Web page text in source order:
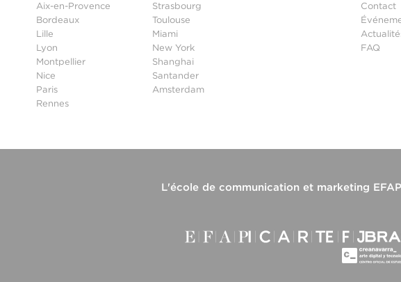
Aix-en-Provence
Bordeaux
Lille
Lyon
Montpellier
Nice
Paris
Rennes
Strasbourg
Toulouse
Miami
New York
Shanghai
Santander
Amsterdam
Contact
FAQ
L'école de communication et marketing EFAP